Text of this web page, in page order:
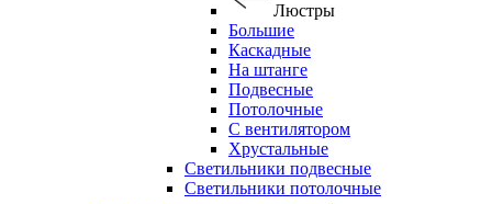
Люстры
Большие
Каскадные
На штанге
Подвесные
Потолочные
С вентилятором
Хрустальные
Светильники подвесные
Светильники потолочные